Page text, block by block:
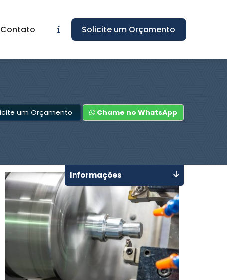
Contato Solicite um Orçamento
um Orçamento Chame no WhatsApp
Informações